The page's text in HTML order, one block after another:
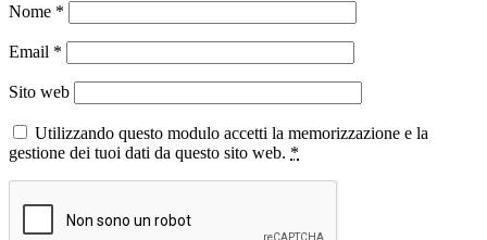
Nome *
Email *
Sito web
Utilizzando questo modulo accetti la memorizzazione e la
gestione dei tuoi dati da questo sito web. *